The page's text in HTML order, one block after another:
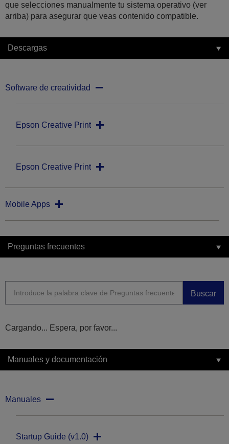
que selecciones manualmente tu sistema operativo (ver
arriba) para asegurar que veas contenido compatible.
Descargas
Software de creatividad
Epson Creative Print
Epson Creative Print
Mobile Apps
Preguntas frecuentes
Buscar
Cargando... Espera, por favor...
Manuales y documentación
Manuales
Startup Guide (v1.0)